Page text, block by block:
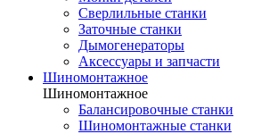
Сверлильные станки
Заточные станки
Дымогенераторы
Аксессуары и запчасти
Шиномонтажное
Шиномонтажное
Балансировочные станки
Шиномонтажные станки